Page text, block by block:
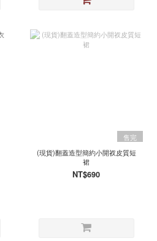
售完
(現貨)翻蓋造型簡約小開衩皮質短
裙
NT$690